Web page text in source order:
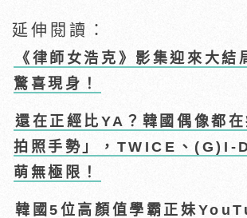
延伸閱讀：
《律師女浩克》影集迎來大結
驚喜現身！
還在正經比YA？韓國偶像都
拍照手勢」，TWICE、(G)I-
萌無極限！
韓國5位高顏值學霸正妹